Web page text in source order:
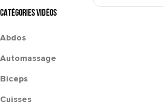
CATÉGORIES VIDÉOS
Abdos
Automassage
Biceps
Cuisses